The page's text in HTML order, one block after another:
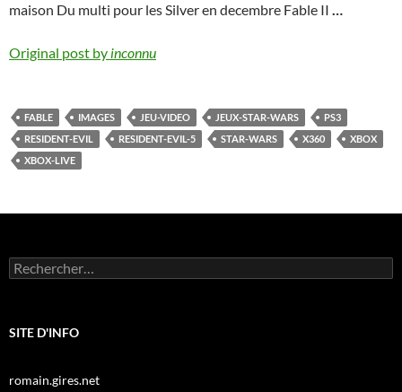
maison Du multi pour les Silver en decembre Fable II …
Original post by inconnu
FABLE IMAGES JEU-VIDEO JEUX-STAR-WARS
PS3
RESIDENT-EVIL
RESIDENT-EVIL-5 STAR-WARS X360
XBOX
XBOX-LIVE
Rechercher :
SITE D'INFO
romain.gires.net